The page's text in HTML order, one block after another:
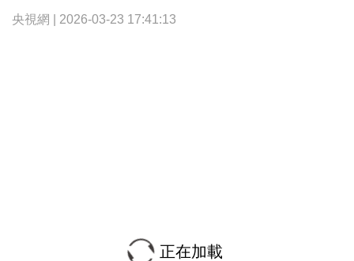
央視網 | 2026-03-23 17:41:13
正在加載